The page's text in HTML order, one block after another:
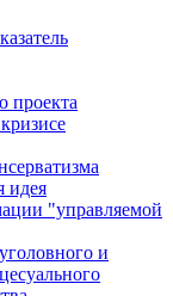
проекта
идея
"управляемой
и